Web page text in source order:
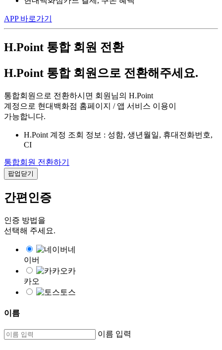
APP 바로가기
H.Point 통합 회원 전환
H.Point 통합 회원으로 전환해주세요.
통합회원으로 전환하시면 회원님의 H.Point
계정으로 현대백화점 홈페이지 / 앱 서비스 이용이
가능합니다.
H.Point 계정 조회 정보 : 성함, 생년월일, 휴대전화번호,
CI
통합회원 전환하기
팝업닫기
간편인증
인증 방법을
선택해 주세요.
네
이버
카
카오
토스
이름
이름 입력